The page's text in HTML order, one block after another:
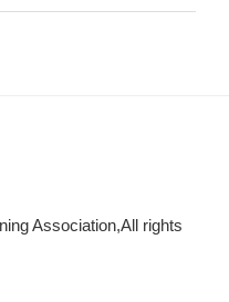
Association,All rights